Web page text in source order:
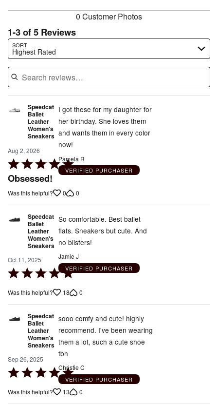
0 Customer Photos
1-3 of 5 Reviews
SORT
Highest Rated
Search reviews…
Speedcat
Ballet
Leather
Women's
Sneakers
Aug 2, 2026
Rated
5
of
Obsessed!
I got these for my daughter for
her birthday. She loves them
and wants them in every color
now!
Pamela R
VERIFIED PURCHASER
Was this helpful? 0 0
Speedcat
Ballet
Leather
Women's
Sneakers
Oct 11, 2025
Rated
out
of
5
So comfortable. Best ballet
flats. Sneakers but cute. And
no blisters!
Jamie J
VERIFIED PURCHASER
Was this helpful? 18 0
Speedcat
Ballet
Leather
Women's
Sneakers
Sep 26, 2025
Rated
out
sooo comfy and cute! highly
recommend. I've been wearing
them a lot, such a cute shoe
tbh
Christie C
VERIFIED PURCHASER
Was this helpful? 13 0